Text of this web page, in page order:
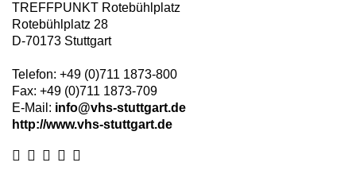
TREFFPUNKT Rotebühlplatz
Rotebühlplatz 28
D-70173 Stuttgart
Telefon: +49 (0)711 1873-800
Fax: +49 (0)711 1873-709
E-Mail: info@vhs-stuttgart.de
http://www.vhs-stuttgart.de